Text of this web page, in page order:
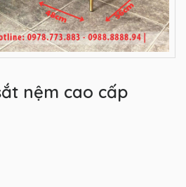
nệm cao cấp